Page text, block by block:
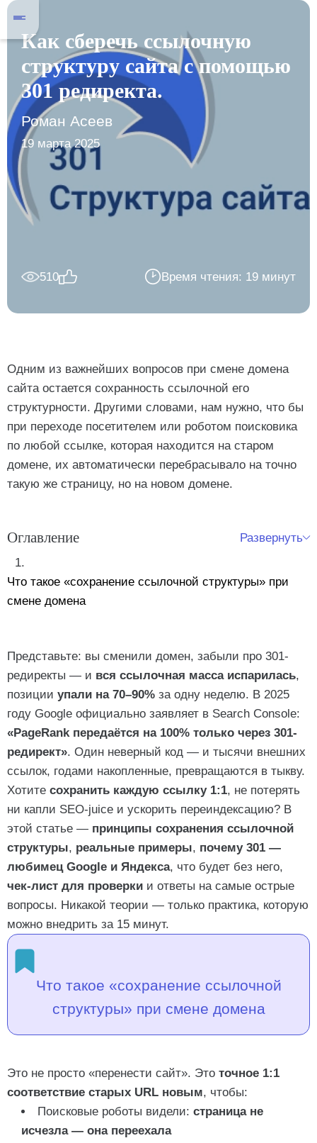
Как сберечь ссылочную
структуру сайта с помощью
301 редиректа.
Роман Асеев
19 марта 2025
510 Время чтения: 19 минут
Одним из важнейших вопросов при смене домена
сайта остается сохранность ссылочной его
структурности. Другими словами, нам нужно, что бы
при переходе посетителем или роботом поисковика
по любой ссылке, которая находится на старом
домене, их автоматически перебрасывало на точно
такую же страницу, но на новом домене.
Оглавление Развернуть
Что такое «сохранение ссылочной структуры» при
смене домена
Как работает 301-редирект для сохранения
структуры
Почему 301 — любимец Google и Яндекса (а 302 —
враг)
Что будет без 301: реальные кейсы провала
Чек-лист: сохранена ли ссылочная структура после
переезда
Типичные ошибки при настройке 301 редиректов (и
как их избежать)
на ЧПУ)?
Можно использовать 302 вместо 301?
А если у меня WordPress?
Представьте: вы сменили домен, забыли про 301-
редиректы — и вся ссылочная масса испарилась,
позиции упали на 70–90% за одну неделю. В 2025
году Google официально заявляет в Search Console:
«PageRank передаётся на 100% только через 301-
редирект». Один неверный код — и тысячи внешних
ссылок, годами накопленные, превращаются в тыкву.
Хотите сохранить каждую ссылку 1:1, не потерять
ни капли SEO-juice и ускорить переиндексацию? В
этой статье — принципы сохранения ссылочной
структуры, реальные примеры, почему 301 —
любимец Google и Яндекса, что будет без него,
чек-лист для проверки и ответы на самые острые
вопросы. Никакой теории — только практика, которую
можно внедрить за 15 минут.
Что такое «сохранение ссылочной
структуры» при смене домена
Это не просто «перенести сайт». Это точное 1:1
соответствие старых URL новым, чтобы:
Поисковые роботы видели: страница не
исчезла — она переехала